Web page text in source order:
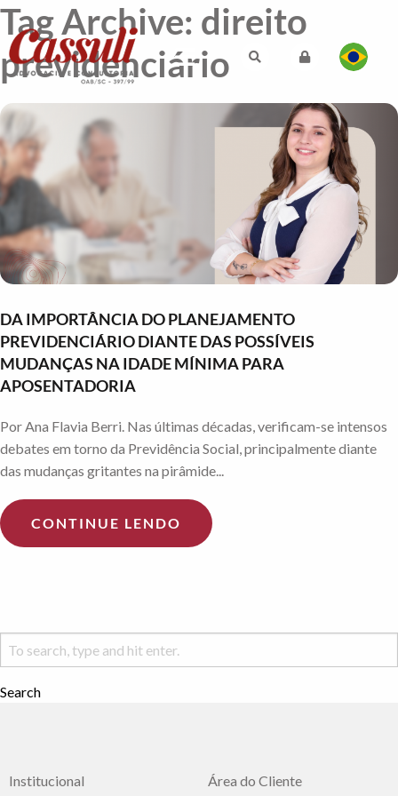
Tag Archive: direito
previdenciário
DA IMPORTÂNCIA DO PLANEJAMENTO
PREVIDENCIÁRIO DIANTE DAS POSSÍVEIS
MUDANÇAS NA IDADE MÍNIMA PARA
APOSENTADORIA
Por Ana Flavia Berri. Nas últimas décadas, verificam-se intensos
debates em torno da Previdência Social, principalmente diante
das mudanças gritantes na pirâmide...
CONTINUE LENDO
Search
Institucional Área do Cliente